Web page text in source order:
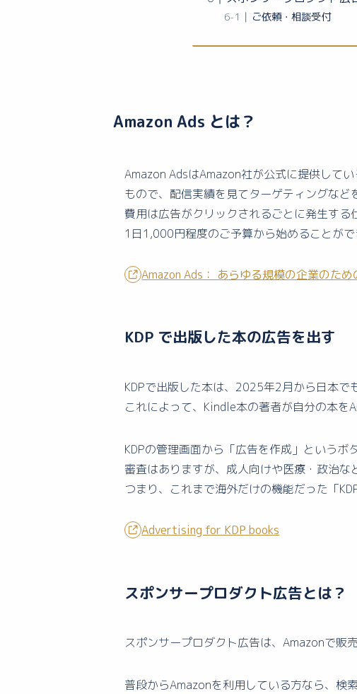
ご依頼・相談受付
Amazon Ads とは？
Amazon AdsはAmazon社が公式に提供して
もので、配信実績を見てターゲティングなど
費用は広告がクリックされるごとに発生する
1日1,000円程度のご予算から始めることが
Amazon Ads： あらゆる規模の企業のた
KDP で出版した本の広告を出す
KDPで出版した本は、2025年2月から日本で
これによって、Kindle本の著者が自分の本を
KDPの管理画面から「広告を作成」というボ
審査はありますが、成人向けや医療・政治な
つまり、これまで海外だけの機能だった「
Advertising for KDP books
スポンサープロダクト広告とは？
スポンサープロダクト広告は、Amazonで販
普段からAmazonを利用している方なら、検